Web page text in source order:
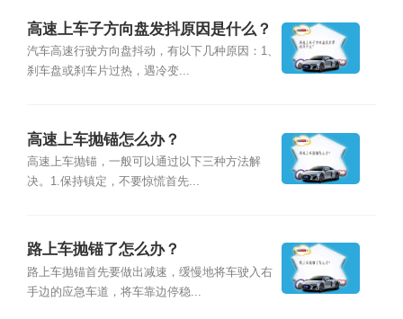
高速上车子方向盘发抖原因是什么？
汽车高速行驶方向盘抖动，有以下几种原因：1、
刹车盘或刹车片过热，遇冷变...
高速上车抛锚怎么办？
高速上车抛锚，一般可以通过以下三种方法解
决。1.保持镇定，不要惊慌首先...
路上车抛锚了怎么办？
路上车抛锚首先要做出减速，缓慢地将车驶入右
手边的应急车道，将车靠边停稳...